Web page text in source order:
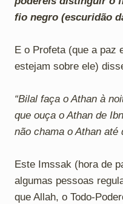
fio negro (escuridão
E o Profeta (que a paz
estejam sobre ele)
“Bilal faça o Athan à
que ouça o Athan de
não chama o Athan até
Este Imssak (hora de
algumas pessoas
que Allah, o Todo-